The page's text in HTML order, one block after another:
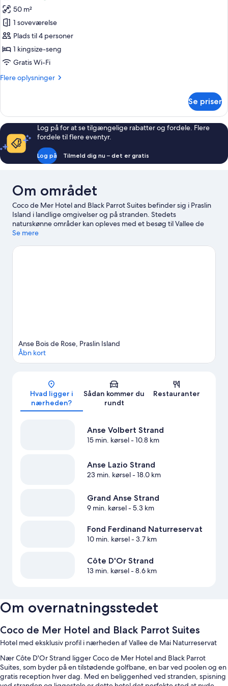
af
Standardværelse
50 m²
1 soveværelse
Plads til 4 personer
1 kingsize-seng
Gratis Wi-Fi
Flere oplysninger
Flere
Se priser
Log på for at se tilgængelige rabatter og fordele. Flere
fordele til flere eventyr.
Log på Tilmeld dig nu – det er gratis
Om området
Coco de Mer Hotel and Black Parrot Suites befinder sig i Praslin
Island i landlige omgivelser og på stranden. Stedets
naturskønne områder kan opleves med et besøg til Vallee de
Mai Naturreservat og Côte D'Or Strand. Overvej at kigge forbi
som dykning og fiskeri giver gode muligheder for at komme ud
Se mere
Kort
Anse Bois de Rose, Praslin Island
Åbn kort
Hvad ligger i
nærheden?
Sådan kommer du
rundt
Restauranter
Anse Volbert Strand
15 min. kørsel- 10.8 km
Anse Lazio Strand
23 min. kørsel- 18.0 km
Grand Anse Strand
9 min. kørsel- 5.3 km
Fond Ferdinand Naturreservat
10 min. kørsel- 3.7 km
Côte D'Or Strand
13 min. kørsel- 8.6 km
Om overnatningsstedet
Coco de Mer Hotel and Black Parrot Suites
Hotel med eksklusiv profil i nærheden af Vallee de Mai Naturreservat
Nær Côte D'Or Strand ligger Coco de Mer Hotel and Black Parrot
Suites, som byder på en tilstødende golfbane, en bar ved poolen og en
gratis reception hver dag. Med en beliggenhed ved stranden, spisning